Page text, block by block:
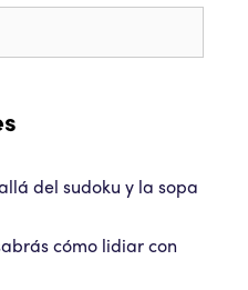
del sudoku y la sopa
cómo lidiar con